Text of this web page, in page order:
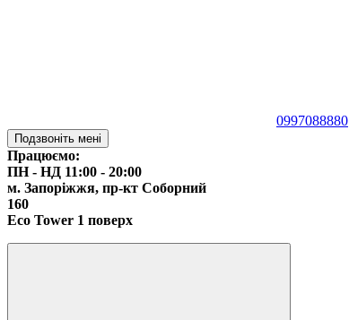
0997088880
Подзвоніть мені
Працюємо:
ПН - НД 11:00 - 20:00
м. Запоріжжя, пр-кт Соборний
160
Eco Tower 1 поверх